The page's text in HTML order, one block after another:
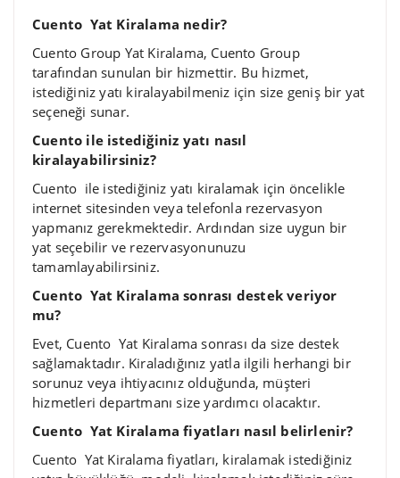
Cuento Yat Kiralama nedir?
Cuento Group Yat Kiralama, Cuento Group
tarafından sunulan bir hizmettir. Bu hizmet,
istediğiniz yatı kiralayabilmeniz için size geniş bir yat
seçeneği sunar.
Cuento ile istediğiniz yatı nasıl
kiralayabilirsiniz?
Cuento ile istediğiniz yatı kiralamak için öncelikle
internet sitesinden veya telefonla rezervasyon
yapmanız gerekmektedir. Ardından size uygun bir
yat seçebilir ve rezervasyonunuzu
tamamlayabilirsiniz.
Cuento Yat Kiralama sonrası destek veriyor
mu?
Evet, Cuento Yat Kiralama sonrası da size destek
sağlamaktadır. Kiraladığınız yatla ilgili herhangi bir
sorunuz veya ihtiyacınız olduğunda, müşteri
hizmetleri departmanı size yardımcı olacaktır.
Cuento Yat Kiralama fiyatları nasıl belirlenir?
Cuento Yat Kiralama fiyatları, kiralamak istediğiniz